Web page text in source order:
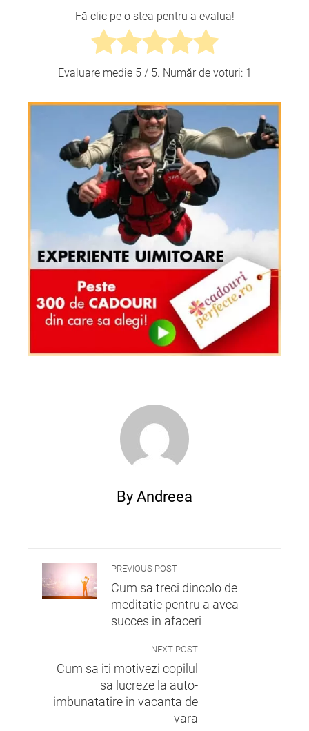
Fă clic pe o stea pentru a evalua!
Evaluare medie 5 / 5. Număr de voturi: 1
By Andreea
PREVIOUS POST
Cum sa treci dincolo de
meditatie pentru a avea
succes in afaceri
NEXT POST
Cum sa iti motivezi copilul
sa lucreze la auto-
imbunatatire in vacanta de
vara